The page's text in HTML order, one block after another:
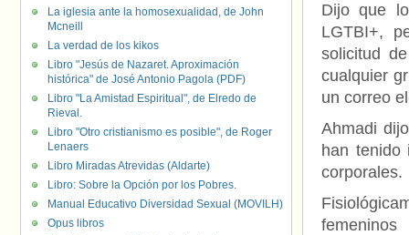
Dijo que
LGTBI+,
solicitud
cualquier
un correo
Ahmadi
han tenido
corporales.
La iglesia ante la homosexualidad, de John
Mcneill
La verdad de los kikos
Libro "Jesús de Nazaret. Aproximación
histórica" de José Antonio Pagola (PDF)
Libro "La Amistad Espiritual", de Elredo de
Rieval.
Libro "Otro cristianismo es posible", de Roger
Lenaers
Libro Miradas Atrevidas (Aldarte)
Libro: Sobre la Opción por los Pobres.
Manual Educativo Diversidad Sexual (MOVILH)
Opus libros